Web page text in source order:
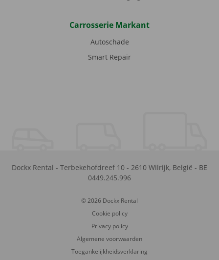
Carrosserie Markant
Autoschade
Smart Repair
Dockx Rental - Terbekehofdreef 10 - 2610 Wilrijk, België - BE
0449.245.996
© 2026 Dockx Rental
Cookie policy
Privacy policy
Algemene voorwaarden
Toegankelijkheidsverklaring